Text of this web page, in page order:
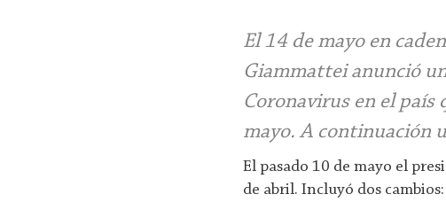
El 14 de mayo en
Giammattei anunció
Coronavirus en el país
mayo. A continuación
El pasado 10 de mayo el
de abril. Incluyó dos